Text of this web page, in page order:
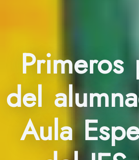
Primeros
del
Aula